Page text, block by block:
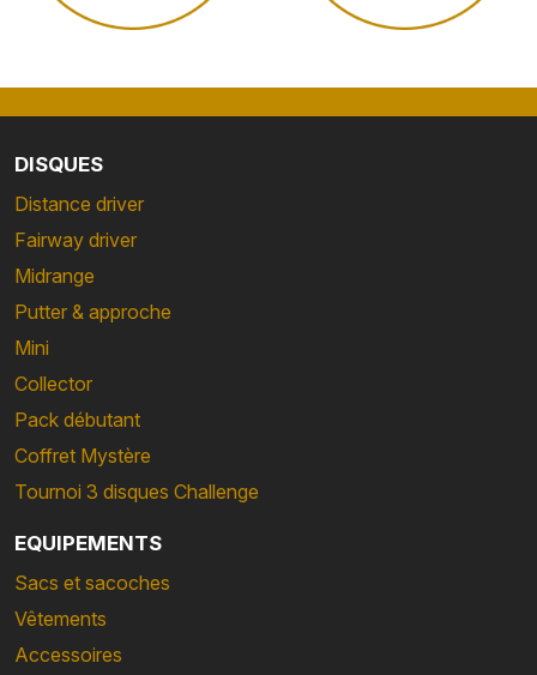
DISQUES
Distance driver
Fairway driver
Midrange
Putter & approche
Mini
Collector
Pack débutant
Coffret Mystère
Tournoi 3 disques Challenge
EQUIPEMENTS
Sacs et sacoches
Vêtements
Accessoires